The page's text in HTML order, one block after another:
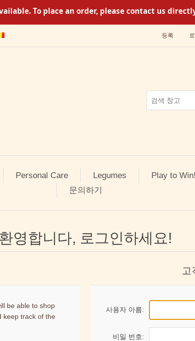
To place an order, please contact us
등록
Personal Care Legumes
Play to
문의하기
환영합니다, 로그인하세요!
be able to shop
keep track of the
고
사용자 아름:
비밀 번호: